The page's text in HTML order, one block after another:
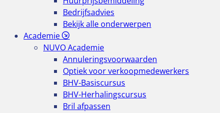
Bedrijfsadvies
Bekijk alle onderwerpen
Academie
NUVO Academie
Annuleringsvoorwaarden
Optiek voor verkoopmedewerkers
BHV-Basiscursus
BHV-Herhalingscursus
Bril afpassen